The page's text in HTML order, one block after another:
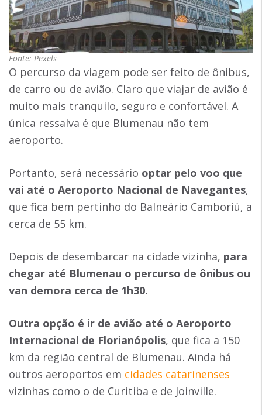
Fonte: Pexels
O percurso da viagem pode ser feito de ônibus,
de carro ou de avião. Claro que viajar de avião é
muito mais tranquilo, seguro e confortável. A
única ressalva é que Blumenau não tem
aeroporto.
Portanto, será necessário optar pelo voo que
vai até o Aeroporto Nacional de Navegantes,
que fica bem pertinho do Balneário Camboriú, a
cerca de 55 km.
Depois de desembarcar na cidade vizinha, para
chegar até Blumenau o percurso de ônibus ou
van demora cerca de 1h30.
Outra opção é ir de avião até o Aeroporto
Internacional de Florianópolis, que fica a 150
km da região central de Blumenau. Ainda há
outros aeroportos em cidades catarinenses
vizinhas como o de Curitiba e de Joinville.